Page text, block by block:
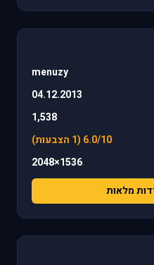
menuzy
04.12.2013
1,538
6.0/10 (1 הצבעות)
1536×2048
מלאות